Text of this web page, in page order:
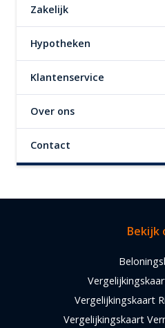
Zakelijk
Hypotheken
Klantenservice
Over ons
Contact
Bekijk
Vergelijkingskaart
Vergelijkingskaart